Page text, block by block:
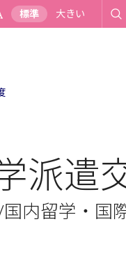
標準 大きい
派遣
内留学・国